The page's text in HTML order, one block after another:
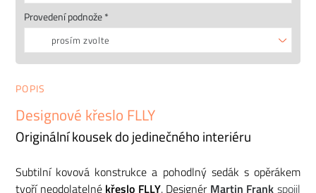
Provedení podnože *
prosím zvolte
POPIS
Designové křeslo FLLY
Originální kousek do jedinečného interiéru
Subtilní kovová konstrukce a pohodlný sedák s opěrákem
tvoří neodolatelné křeslo FLLY. Designér Martin Frankspojil